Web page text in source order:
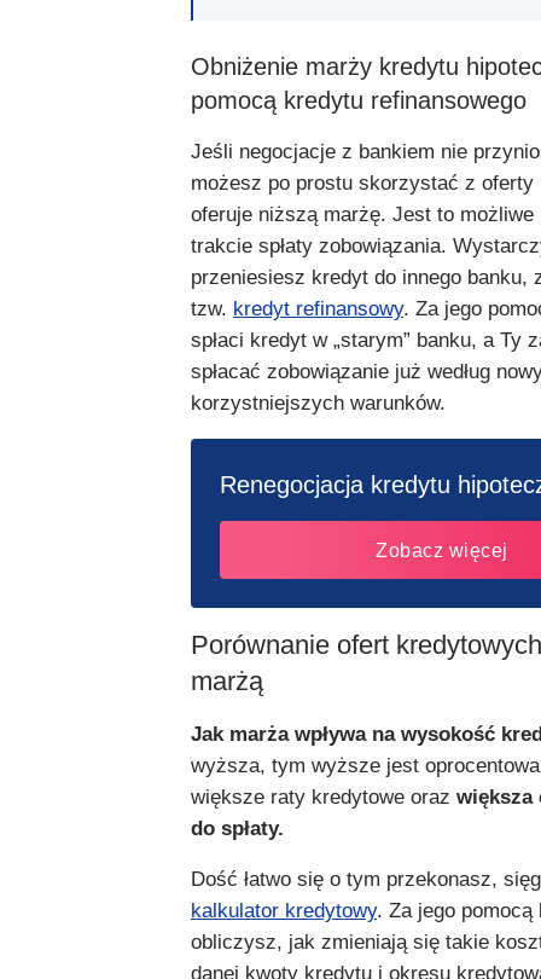
Obniżenie marży kredytu
pomocą kredytu refinansowego
Jeśli negocjacje z bankiem nie
możesz po prostu skorzystać z oferty
oferuje niższą marżę. Jest to możliwe
trakcie spłaty zobowiązania.
przeniesiesz kredyt do innego banku,
tzw. kredyt refinansowy. Za jego
spłaci kredyt w „starym” banku, a Ty
spłacać zobowiązanie już według
korzystniejszych warunków.
Renegocjacja kredytu
Zobacz więcej
Porównanie ofert
marżą
Jak marża wpływa na wysokość
wyższa, tym wyższe jest
większe raty kredytowe oraz większa
do spłaty.
Dość łatwo się o tym przekonasz,
kalkulator kredytowy. Za jego pomocą
obliczysz, jak zmieniają się takie
danej kwoty kredytu i okresu